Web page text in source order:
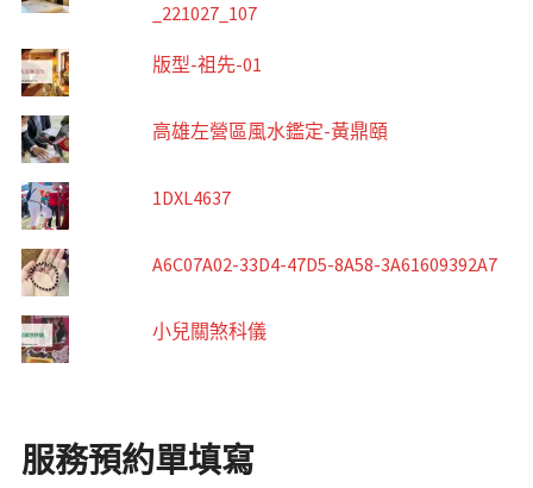
_221027_107
版型-祖先-01
高雄左營區風水鑑定-黃鼎頤
1DXL4637
A6C07A02-33D4-47D5-8A58-3A61609392A7
小兒關煞科儀
服務預約單填寫